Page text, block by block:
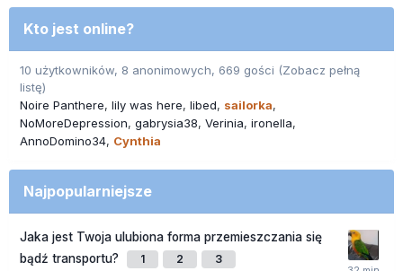
Kto jest online?
10 użytkowników, 8 anonimowych, 669 gości (Zobacz pełną
listę)
Noire Panthere lily was here libed
sailorka
NoMoreDepression gabrysia38 Verinia ironella
AnnoDomino34 Cynthia
Najpopularniejsze
Jaka jest Twoja ulubiona forma przemieszczania się
bądź transportu?
1 2 3